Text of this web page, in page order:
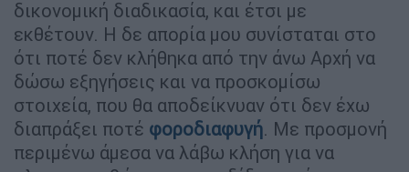
δικονομική διαδικασία, και έτσι με
εκθέτουν. Η δε απορία μου συνίσταται στο
ότι ποτέ δεν κλήθηκα από την άνω Αρχή να
δώσω εξηγήσεις και να προσκομίσω
στοιχεία, που θα αποδείκνυαν ότι δεν έχω
διαπράξει ποτέ φοροδιαφυγή. Με προσμονή
περιμένω άμεσα να λάβω κλήση για να